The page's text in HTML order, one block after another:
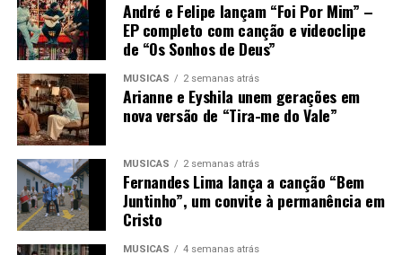
André e Felipe lançam “Foi Por Mim” –
EP completo com canção e videoclipe
de “Os Sonhos de Deus”
MÚSICAS 2 semanas atrás
Arianne e Eyshila unem gerações em
nova versão de “Tira-me do Vale”
MÚSICAS 2 semanas atrás
Fernandes Lima lança a canção “Bem
Juntinho”, um convite à permanência em
Cristo
MÚSICAS 4 semanas atrás